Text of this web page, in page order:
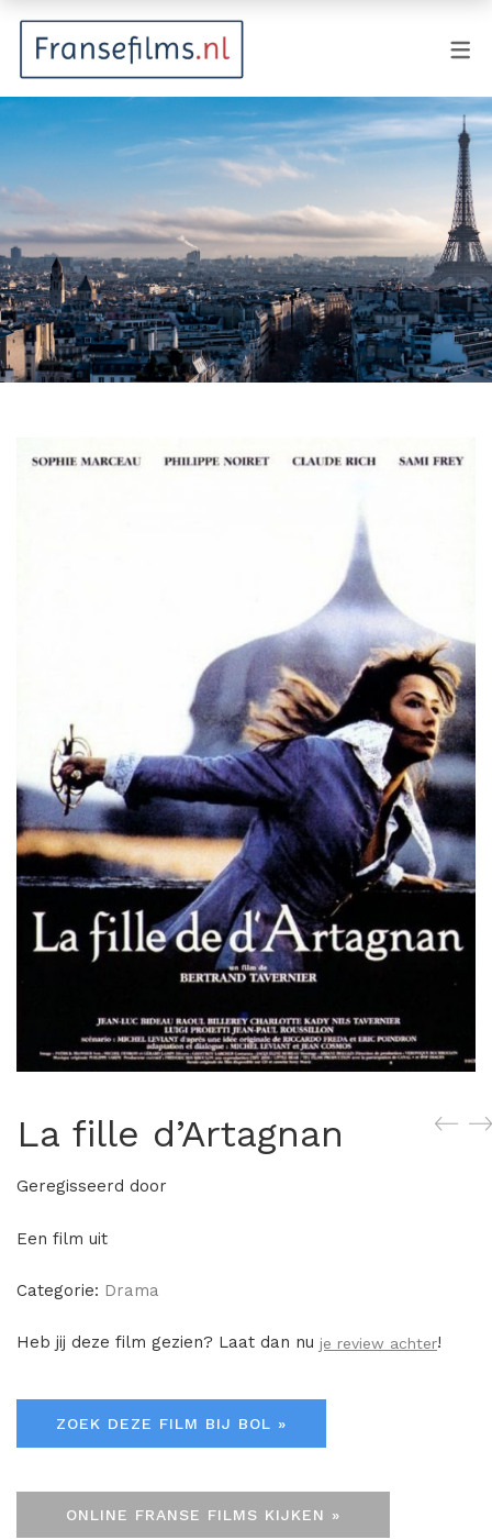
Animatie
Documentaire
Drama
Fantasy
Horror
Kostuumdrama
La fille d’Artagnan
Geregisseerd door
Een film uit
Categorie: Drama
Heb jij deze film gezien? Laat dan nu je review achter!
ZOEK DEZE FILM BIJ BOL »
ONLINE FRANSE FILMS KIJKEN »